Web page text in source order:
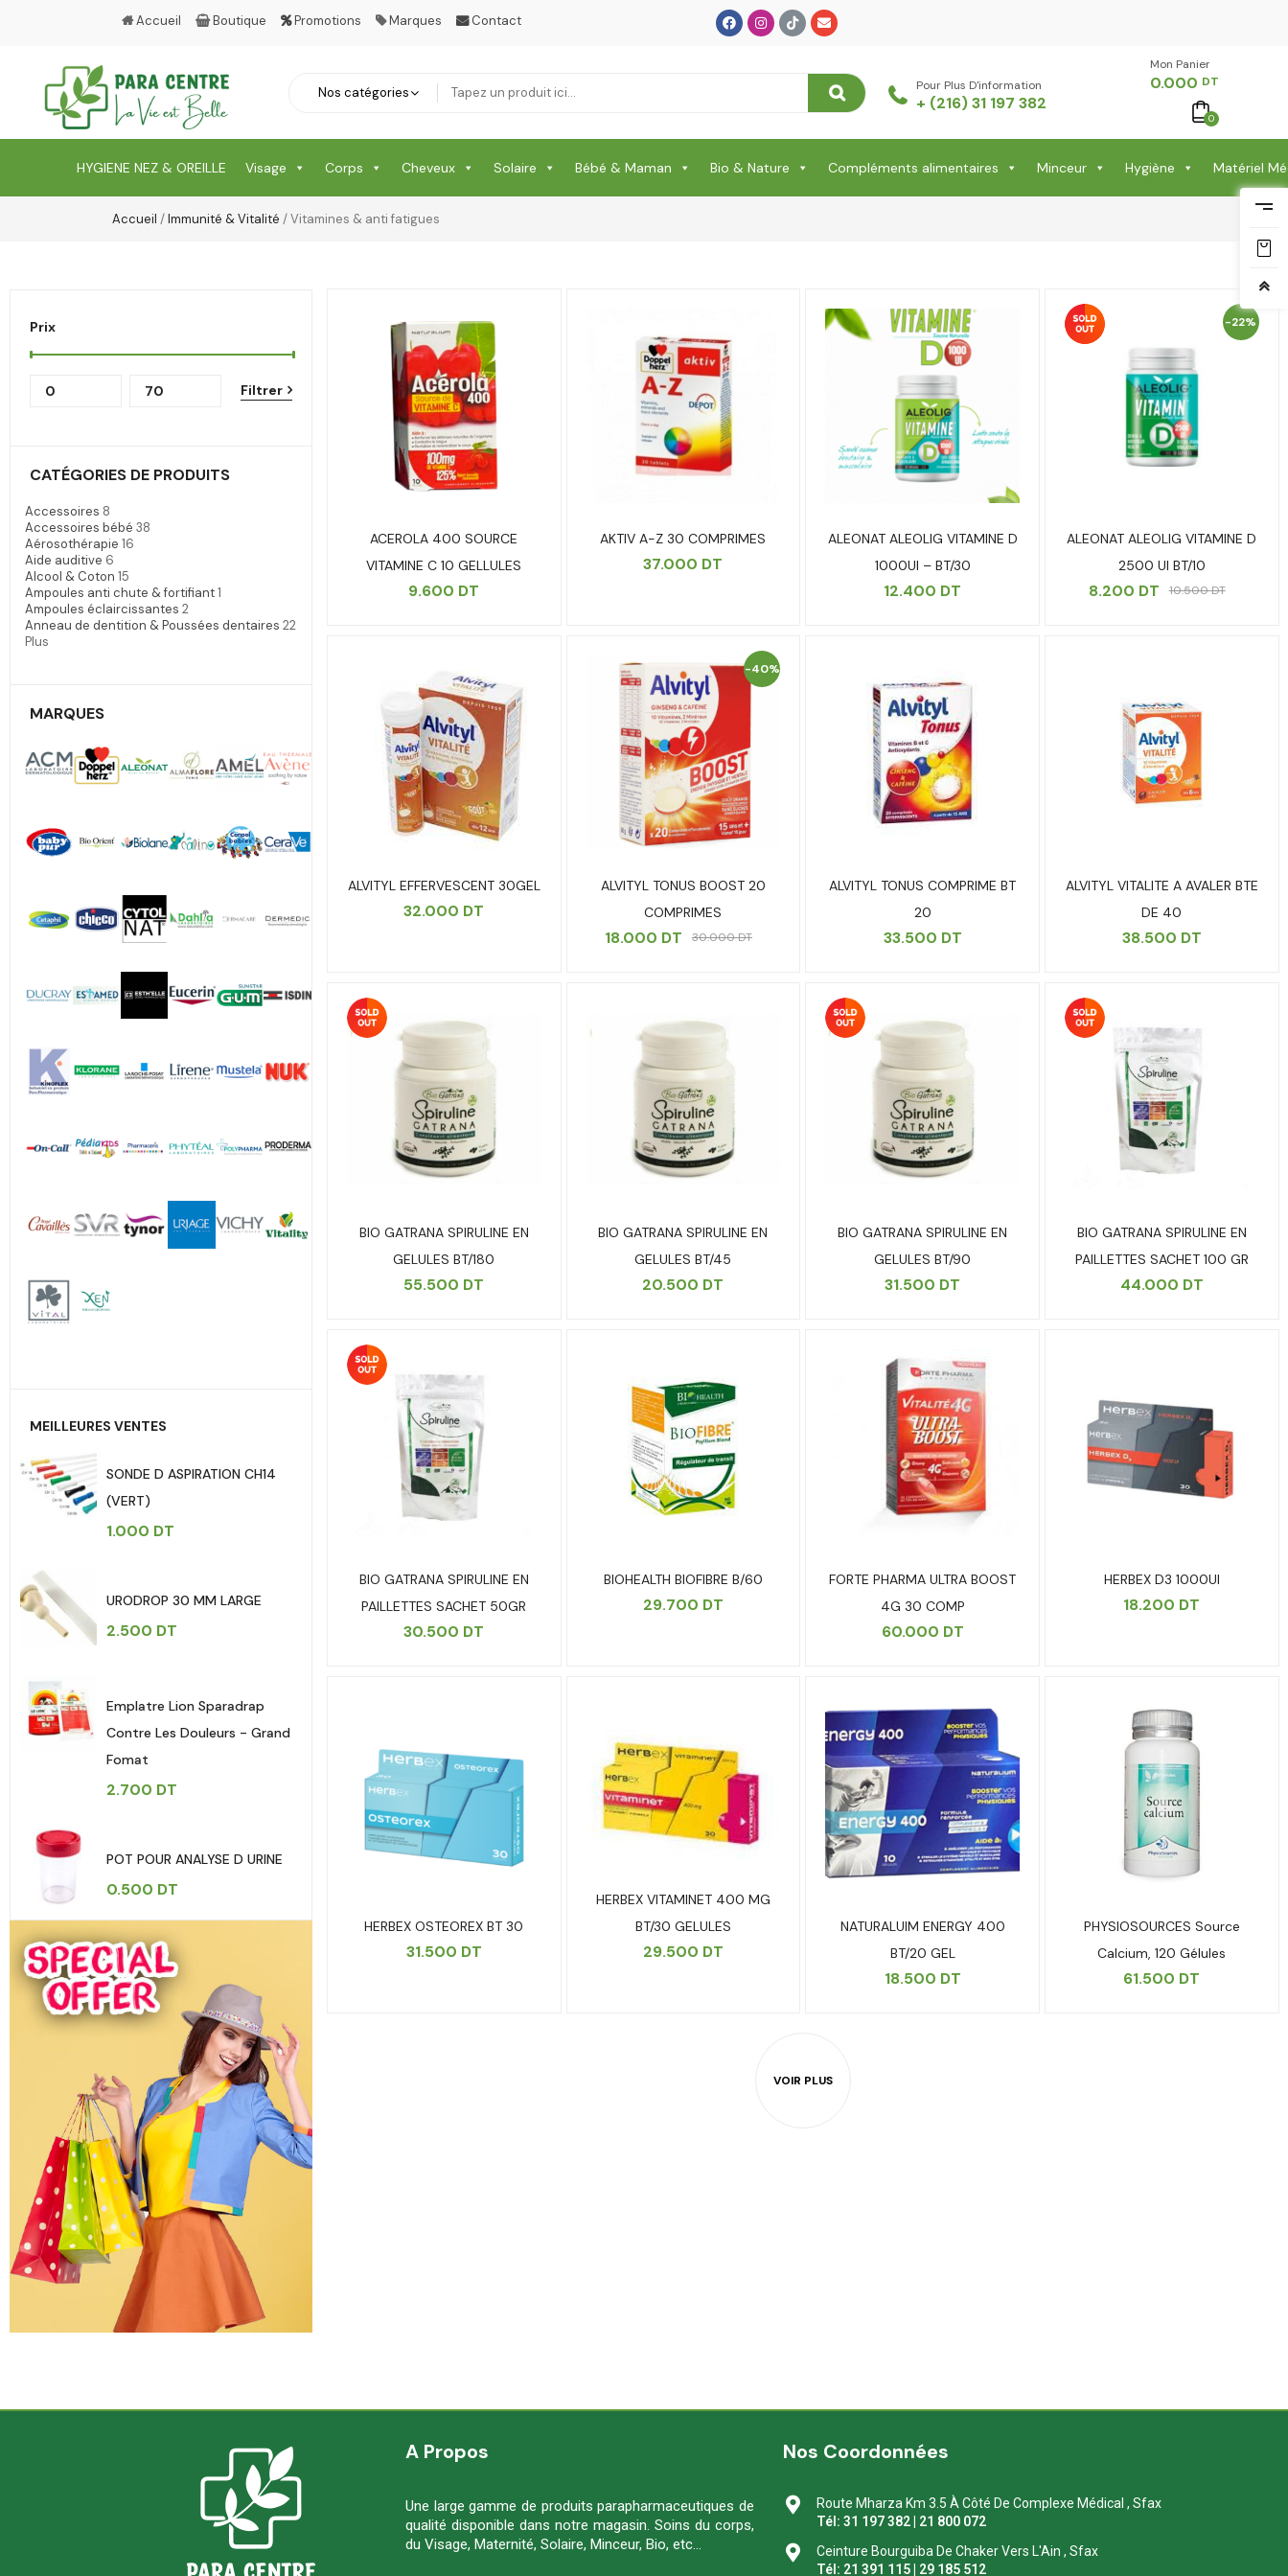
Accueil Boutique Promotions Marques Contact
Pour Plus D'information
+ (216) 31 197 382
Mon Panier -
0.000 DT
0
HYGIENE NEZ & OREILLE Visage Corps Cheveux Solaire Bébé & Maman Bio & Nature Compléments alimentaires Minceur Hygiène Matériel
Accueil /Immunité & Vitalité / Vitamines & anti fatigues
Prix
Filtrer
CATÉGORIES DE PRODUITS
Accessoires 8
Accessoires bébé 38
Aérosothérapie 16
Aide auditive 6
Alcool & Coton 15
Ampoules anti chute & fortifiant1
Ampoules éclaircissantes 2
Anneau de dentition & Poussées dentaires 22
Plus
MARQUES
MEILLEURES VENTES
SONDE D ASPIRATION CH14
(VERT)
1.000 DT
URODROP 30 MM LARGE
2.500 DT
Emplatre Lion Sparadrap
Contre Les Douleurs - Grand
Fomat
2.700 DT
POT POUR ANALYSE D URINE
0.500 DT
ACEROLA 400 SOURCE
VITAMINE C 10 GELLULES
9.600 DT
AKTIV A-Z 30 COMPRIMES
37.000 DT
ALEONAT ALEOLIG VITAMINE D
1000UI – BT/30
12.400 DT
-22%
ALEONAT ALEOLIG VITAMINE D
2500 UI BT/10
10.500DT
8.200 DT
ALVITYL EFFERVESCENT 30GEL
32.000 DT
-40%
ALVITYL TONUS BOOST 20
COMPRIMES
30.000DT
18.000 DT
ALVITYL TONUS COMPRIME BT
20
33.500 DT
ALVITYL VITALITE A AVALER BTE
DE 40
38.500 DT
BIO GATRANA SPIRULINE EN
GELULES BT/180
55.500 DT
BIO GATRANA SPIRULINE EN
GELULES BT/45
20.500 DT
BIO GATRANA SPIRULINE EN
GELULES BT/90
31.500 DT
BIO GATRANA SPIRULINE EN
PAILLETTES SACHET 100 GR
44.000 DT
BIO GATRANA SPIRULINE EN
PAILLETTES SACHET 50GR
30.500 DT
BIOHEALTH BIOFIBRE B/60
29.700 DT
FORTE PHARMA ULTRA BOOST
4G 30 COMP
60.000 DT
HERBEX D3 1000UI
18.200 DT
HERBEX OSTEOREX BT 30
31.500 DT
HERBEX VITAMINET 400 MG
BT/30 GELULES
29.500 DT
NATURALUIM ENERGY 400
BT/20 GEL
18.500 DT
PHYSIOSOURCES Source
Calcium, 120 Gélules
61.500 DT
A Propos
Une large gamme de produits parapharmaceutiques de
qualité disponible dans notre magasin. Soins du corps,
du Visage, Maternité, Solaire, Minceur, Bio, etc…
Nos Coordonnées
Route Mharza Km 3.5 À Côté De Complexe Médical , Sfax
Tél: 31 197 382 | 21 800 072
Ceinture Bourguiba De Chaker Vers L'Ain , Sfax
Tél: 21 391 115 | 29 185 512